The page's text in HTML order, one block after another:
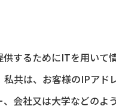
するためにITを用いて
共は、お客様のIPアド
会社又は大学などのよ